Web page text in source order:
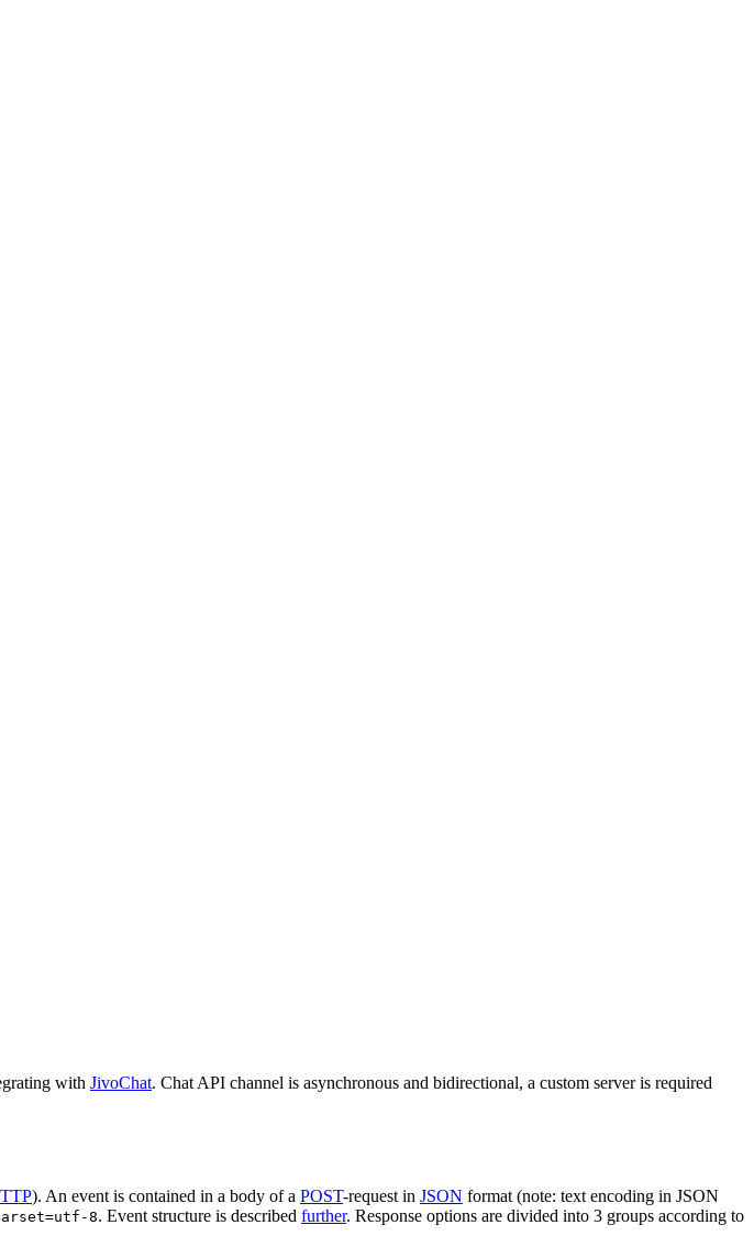
with JivoChat. Chat API channel is asynchronous and bidirectional, a custom server is required
). An event is contained in a body of a POST-request in JSON format (note: text encoding in JSON
8. Event structure is described further. Response options are divided into 3 groups according to